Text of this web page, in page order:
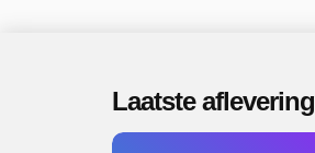
Laatste aflevering